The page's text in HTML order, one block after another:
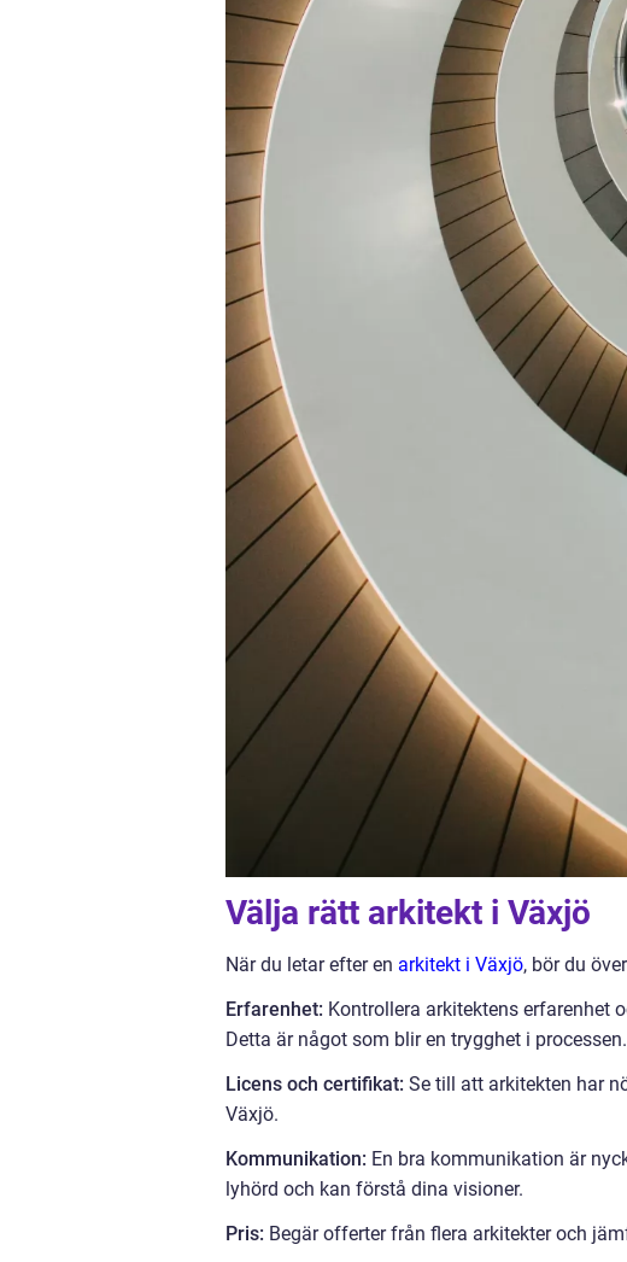
Välja rätt arkitekt i Växjö
När du letar efter en arkitekt i Växjö, bör du
Erfarenhet: Kontrollera arkitektens erfarenhet
Detta är något som blir en trygghet i processen.
Licens och certifikat: Se till att arkitekten har
Växjö.
Kommunikation: En bra kommunikation är
lyhörd och kan förstå dina visioner.
Pris: Begär offerter från flera arkitekter och